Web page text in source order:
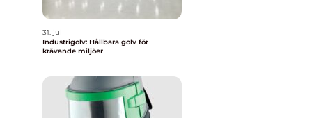
31. jul
Industrigolv: Hållbara golv för
krävande miljöer